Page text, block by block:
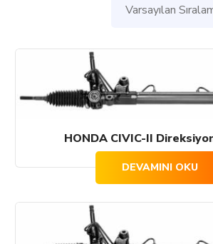
HONDA CIVIC-II
DEVAMINI OKU